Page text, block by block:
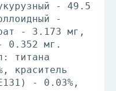
- 49.5
-
- 3.173 мг,
- 0.352 мг.
титана
краситель
- 0.03%,